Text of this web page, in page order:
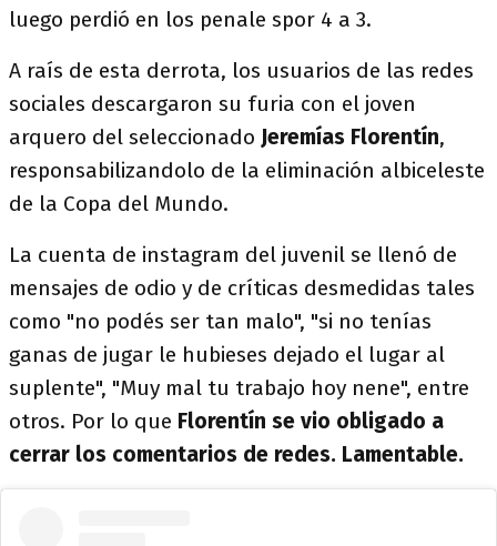
luego perdió en los penale spor 4 a 3.
A raís de esta derrota, los usuarios de las redes
sociales descargaron su furia con el joven
arquero del seleccionado Jeremías Florentín,
responsabilizandolo de la eliminación albiceleste
de la Copa del Mundo.
La cuenta de instagram del juvenil se llenó de
mensajes de odio y de críticas desmedidas tales
como "no podés ser tan malo", "si no tenías
ganas de jugar le hubieses dejado el lugar al
suplente", "Muy mal tu trabajo hoy nene", entre
otros. Por lo que Florentín se vio obligado a
cerrar los comentarios de redes. Lamentable.